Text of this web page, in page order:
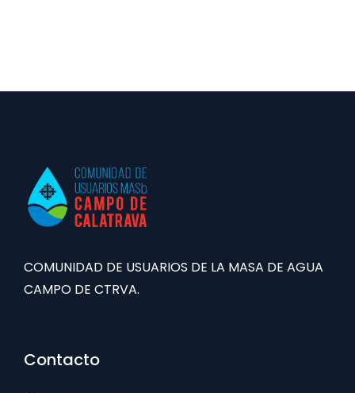
COMUNIDAD DE USUARIOS DE LA MASA DE AGUA
CAMPO DE CTRVA.
Contacto